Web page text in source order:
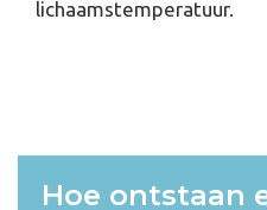
lichaamstemperatuur.
Hoe ontstaan